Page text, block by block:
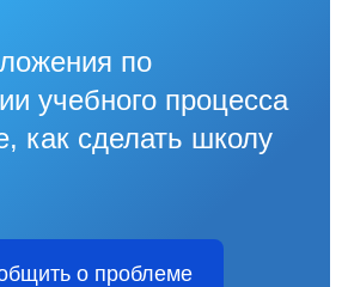
по
учебного процесса
как сделать школу
о проблеме